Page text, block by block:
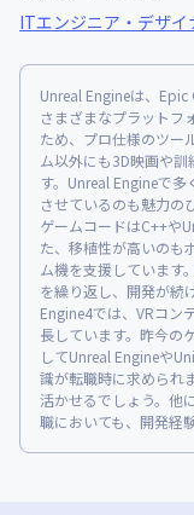
ITエンジニア・デザイ
Unreal Engineは、Epic
さまざまなプラットフ
ため、プロ仕様のツー
ム以外にも3D映画や
す。Unreal Engineで
させているのも魅力の
ゲームコードはC++や
た、移植性が高いのも
ム機を支援しています
を繰り返し、開発が続
Engine4では、VRコン
長しています。昨今の
してUnreal Engineや
識が転職時に求められ
活かせるでしょう。他
職においても、開発経